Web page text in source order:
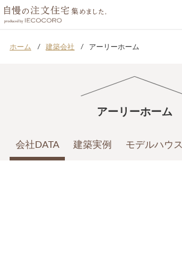
ホーム 建築会社 アーリーホーム
アーリーホーム
会社DATA 建築実例 モデルハウス